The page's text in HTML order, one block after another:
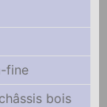
fine
bois